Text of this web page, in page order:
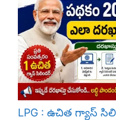
LPG : ఉచిత గ్యాస్